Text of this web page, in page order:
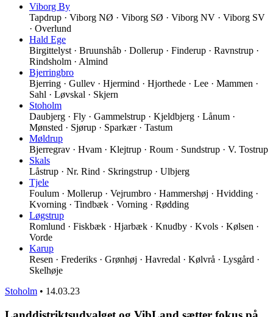
Viborg By
Tapdrup · Viborg NØ · Viborg SØ · Viborg NV · Viborg SV
· Overlund
Hald Ege
Birgittelyst · Bruunshåb · Dollerup · Finderup · Ravnstrup ·
Rindsholm · Almind
Bjerringbro
Bjerring · Gullev · Hjermind · Hjorthede · Lee · Mammen ·
Sahl · Løvskal · Skjern
Stoholm
Daubjerg · Fly · Gammelstrup · Kjeldbjerg · Lånum ·
Mønsted · Sjørup · Sparkær · Tastum
Møldrup
Bjerregrav · Hvam · Klejtrup · Roum · Sundstrup · V. Tostrup
Skals
Låstrup · Nr. Rind · Skringstrup · Ulbjerg
Tjele
Foulum · Mollerup · Vejrumbro · Hammershøj · Hvidding ·
Kvorning · Tindbæk · Vorning · Rødding
Løgstrup
Romlund · Fiskbæk · Hjarbæk · Knudby · Kvols · Kølsen ·
Vorde
Karup
Resen · Frederiks · Grønhøj · Havredal · Kølvrå · Lysgård ·
Skelhøje
Stoholm • 14.03.23